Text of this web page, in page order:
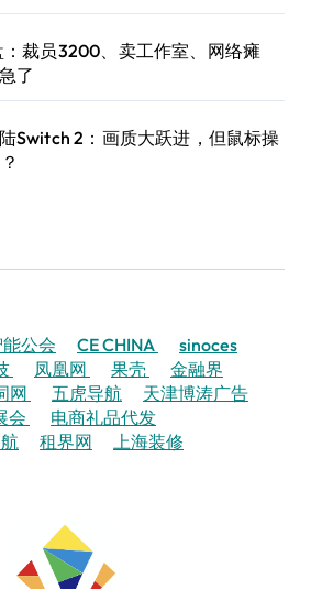
裁员3200、卖工作室、网络瘫
了
Switch 2：画质大跃进，但鼠标操
能公会 CE CHINA
sinoces
凤凰网 果壳
金融界
网 五虎导航
天津博涛广告
会
电商礼品代发
租界网 上海装修